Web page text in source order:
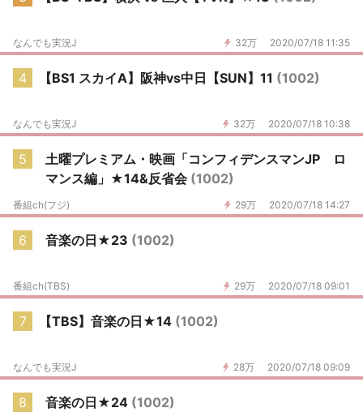
32万 2020/07/18 11:35
なんでも実況J
4 【BS1 スカイA】阪神vs中日【SUN】11 (1002)
32万 2020/07/18 10:38
なんでも実況J
5
土曜プレミアム・映画「コンフィデンスマンJP ロ
マンス編」★14&反省会 (1002)
29万 2020/07/18 14:27
番組ch(フジ)
6 音楽の日★23 (1002)
29万 2020/07/18 09:01
番組ch(TBS)
7 【TBS】音楽の日★14 (1002)
28万 2020/07/18 09:09
なんでも実況J
8 音楽の日★24 (1002)